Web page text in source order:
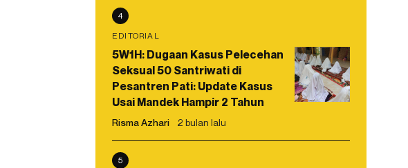
4
EDITORIAL
5W1H: Dugaan Kasus Pelecehan
Seksual 50 Santriwati di
Pesantren Pati: Update Kasus
Usai Mandek Hampir 2 Tahun
Risma Azhari 2 bulan lalu
5